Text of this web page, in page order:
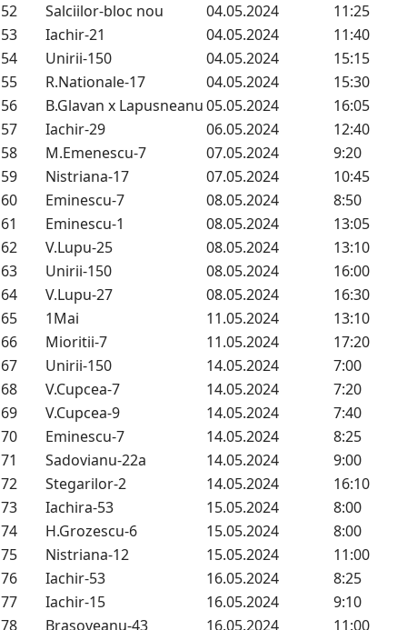
52
Salciilor-bloc nou 04.05.2024
11:25
53
Iachir-21 04.05.2024
11:40
54
Unirii-150 04.05.2024
15:15
55
R.Nationale-17 04.05.2024
15:30
56
B.Glavan x Lapusneanu05.05.2024
16:05
57
Iachir-29 06.05.2024
12:40
58
M.Emenescu-7 07.05.2024
9:20
59
Nistriana-17 07.05.2024
10:45
60
Eminescu-7 08.05.2024
8:50
61
Eminescu-1 08.05.2024
13:05
62
V.Lupu-25 08.05.2024
13:10
63
Unirii-150 08.05.2024
16:00
64
V.Lupu-27 08.05.2024
16:30
65
1Mai 11.05.2024
13:10
66
Mioritii-7 11.05.2024
17:20
67
Unirii-150 14.05.2024
7:00
68
V.Cupcea-7 14.05.2024
7:20
69
V.Cupcea-9 14.05.2024
7:40
70
Eminescu-7 14.05.2024
8:25
71
Sadovianu-22a 14.05.2024
9:00
72
Stegarilor-2 14.05.2024
16:10
73
Iachira-53 15.05.2024
8:00
74
H.Grozescu-6 15.05.2024
8:00
75
Nistriana-12 15.05.2024
11:00
76
Iachir-53 16.05.2024
8:25
77
Iachir-15 16.05.2024
9:10
78
Brasoveanu-43 16.05.2024 11:00